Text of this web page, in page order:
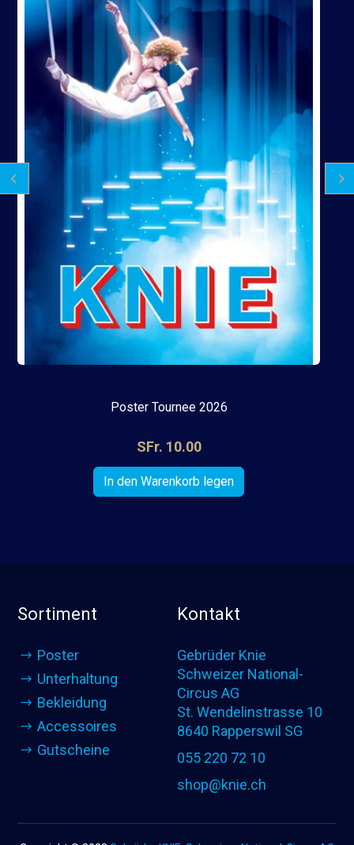
Poster Tournee 2026
SFr. 10.00
Sortiment
Poster
Unterhaltung
Bekleidung
Accessoires
Gutscheine
Kontakt
Gebrüder Knie
Schweizer National-
Circus AG
St. Wendelinstrasse 10
8640 Rapperswil SG
055 220 72 10
shop@knie.ch